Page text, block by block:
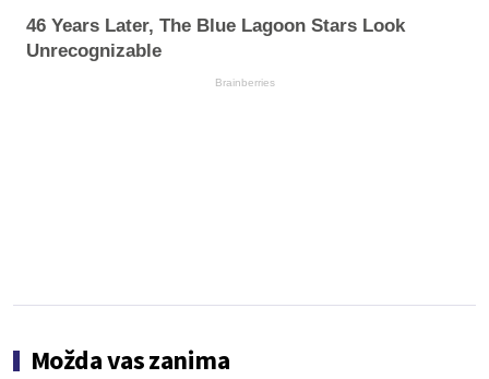
46 Years Later, The Blue Lagoon Stars Look
Unrecognizable
Brainberries
Možda vas zanima